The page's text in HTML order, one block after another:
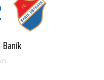
Baník